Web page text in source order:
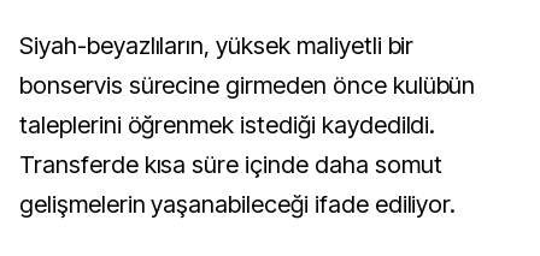
Siyah-beyazlıların, yüksek maliyetli bir
bonservis sürecine girmeden önce kulübün
taleplerini öğrenmek istediği kaydedildi.
Transferde kısa süre içinde daha somut
gelişmelerin yaşanabileceği ifade ediliyor.